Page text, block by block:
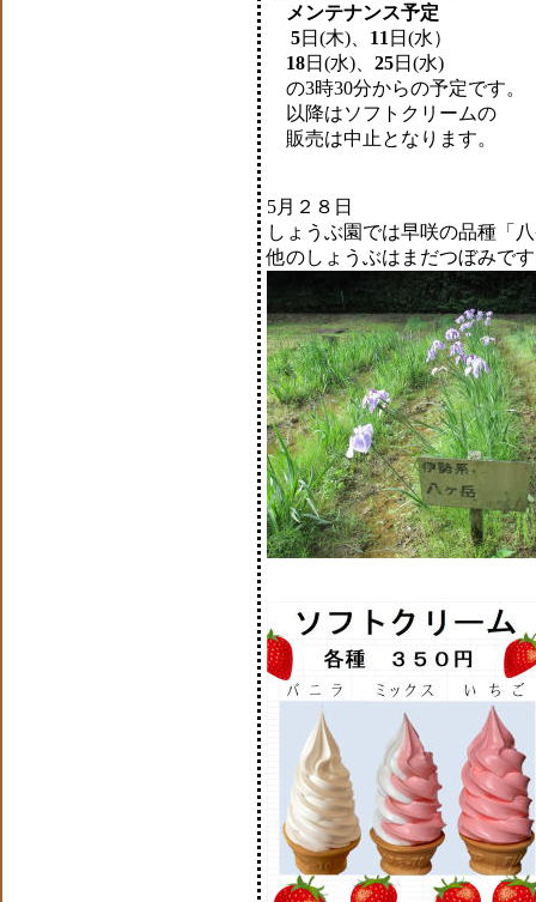
メンテナンス予定
5日(木)、 11 日(水）
18日(水)、 25日(水)
の3時30分からの予定です。
以降はソフトクリームの
販売は中止となります。
5月２８日
しょうぶ園では早咲の品種「
他のしょうぶはまだつぼみで